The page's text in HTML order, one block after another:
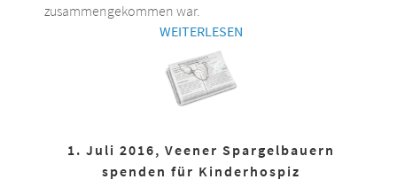
zusammengekommen war.
WEITERLESEN
1. Juli 2016, Veener Spargelbauern
spenden für Kinderhospiz